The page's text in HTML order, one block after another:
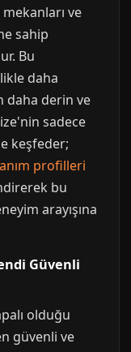
ve
sahip
Bu
daha
daha derin ve
sadece
keşfeder;
profilleri
bu
arayışına
Güvenli
olduğu
güvenli ve